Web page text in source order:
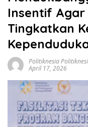
Insentif
Tingkatkan
Politiknesia
April 17, 2026